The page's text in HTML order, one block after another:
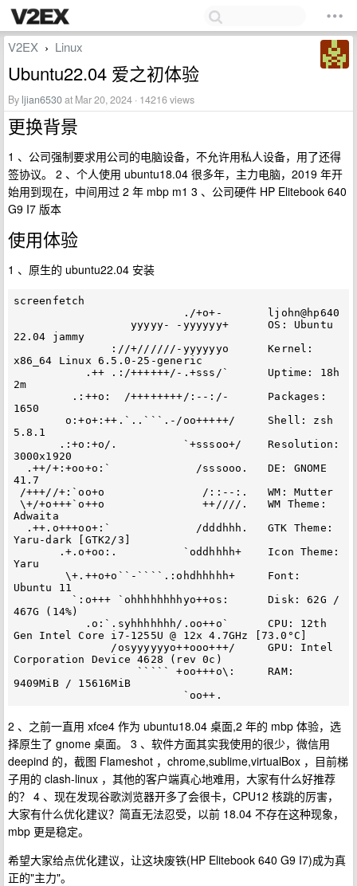
V2EX › Linux
Ubuntu22.04 爱之初体验
By ljian6530at Mar 20, 2024 · 14216 views
更换背景
1 、公司强制要求用公司的电脑设备，不允许用私人设备，用了还得
签协议。 2 、个人使用 ubuntu18.04 很多年，主力电脑，2019 年开
始用到现在，中间用过 2 年 mbp m1 3 、公司硬件 HP Elitebook 640
G9 I7 版本
使用体验
1 、原生的 ubuntu22.04 安装
screenfetch
                  yyyyy- -yyyyyy+      OS: Ubuntu
22.04 jammy
x86_64 Linux 6.5.0-25-generic
2m
1650
5.8.1
3000x1920
41.7
Adwaita
Yaru-dark [GTK2/3]
Yaru
        \+.++o+o``-````.:ohdhhhhh+     Font:
Ubuntu 11
467G (14%)
Gen Intel Core i7-1255U @ 12x 4.7GHz [73.0°C]
Corporation Device 4628 (rev 0c)
9409MiB / 15616MiB
2 、之前一直用 xfce4 作为 ubuntu18.04 桌面,2 年的 mbp 体验，选
择原生了 gnome 桌面。 3 、软件方面其实我使用的很少，微信用
deepind 的，截图 Flameshot ，chrome,sublime,virtualBox ，目前梯
子用的 clash-linux ，其他的客户端真心地难用，大家有什么好推荐
的？ 4 、现在发现谷歌浏览器开多了会很卡，CPU12 核跳的厉害，
大家有什么优化建议？简直无法忍受，以前 18.04 不存在这种现象，
mbp 更是稳定。
希望大家给点优化建议，让这块废铁(HP Elitebook 640 G9 I7)成为真
正的"主力"。